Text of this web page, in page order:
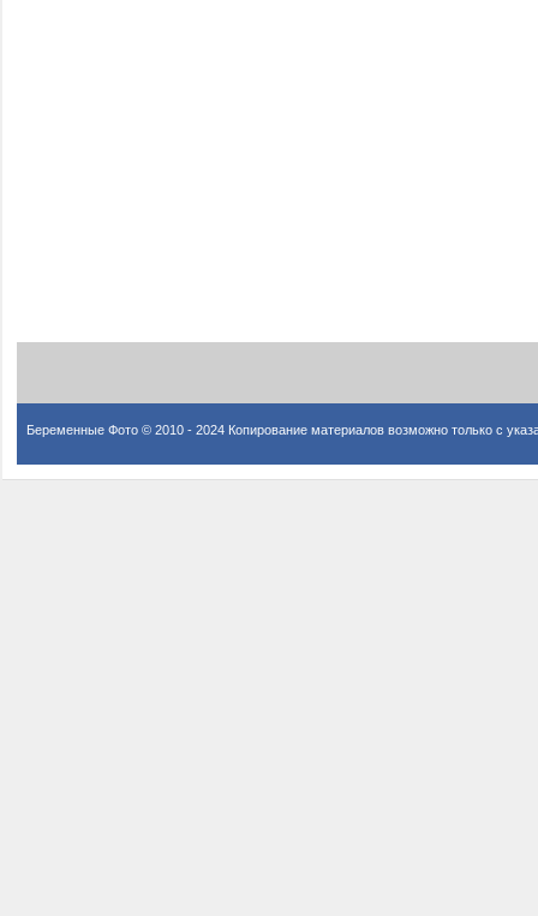
Беременные Фото © 2010 - 2024 Копирование материалов возможно только с